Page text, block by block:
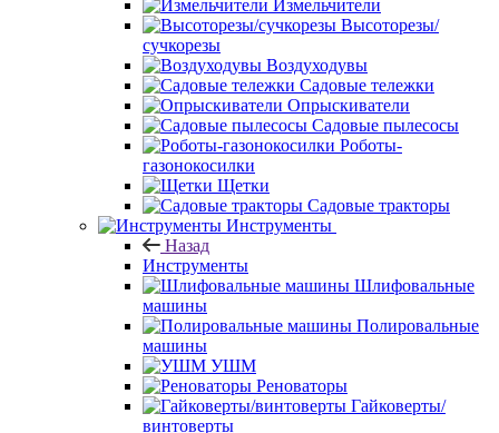
Измельчители
Высоторезы/
сучкорезы
Воздуходувы
Садовые тележки
Опрыскиватели
Садовые пылесосы
Роботы-
газонокосилки
Щетки
Садовые тракторы
Инструменты
Назад
Инструменты
Шлифовальные
машины
Полировальные
машины
УШМ
Реноваторы
Гайковерты/
винтоверты